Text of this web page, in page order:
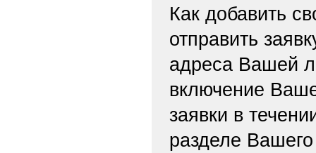
Как добавить
отправить
адреса Вашей
включение
заявки в
разделе